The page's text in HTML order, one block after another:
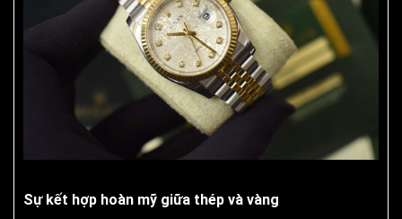
Sự kết hợp hoàn mỹ giữa thép và vàng